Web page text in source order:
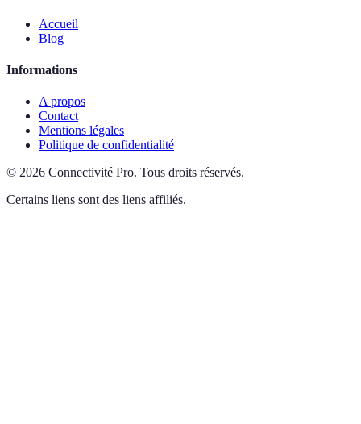
Accueil
Blog
Informations
A propos
Contact
Mentions légales
Politique de confidentialité
© 2026 Connectivité Pro. Tous droits réservés.
Certains liens sont des liens affiliés.